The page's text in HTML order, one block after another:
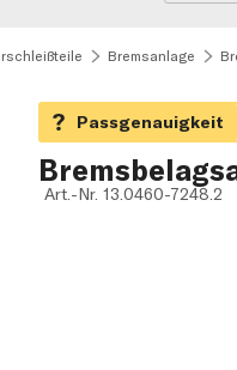
Bremsanlage
Art.-Nr. 13.0460-7248.2